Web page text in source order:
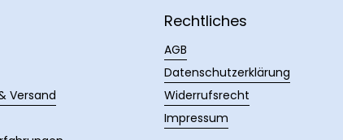
Versand
Rechtliches
AGB
Datenschutzerklärung
Widerrufsrecht
Impressum